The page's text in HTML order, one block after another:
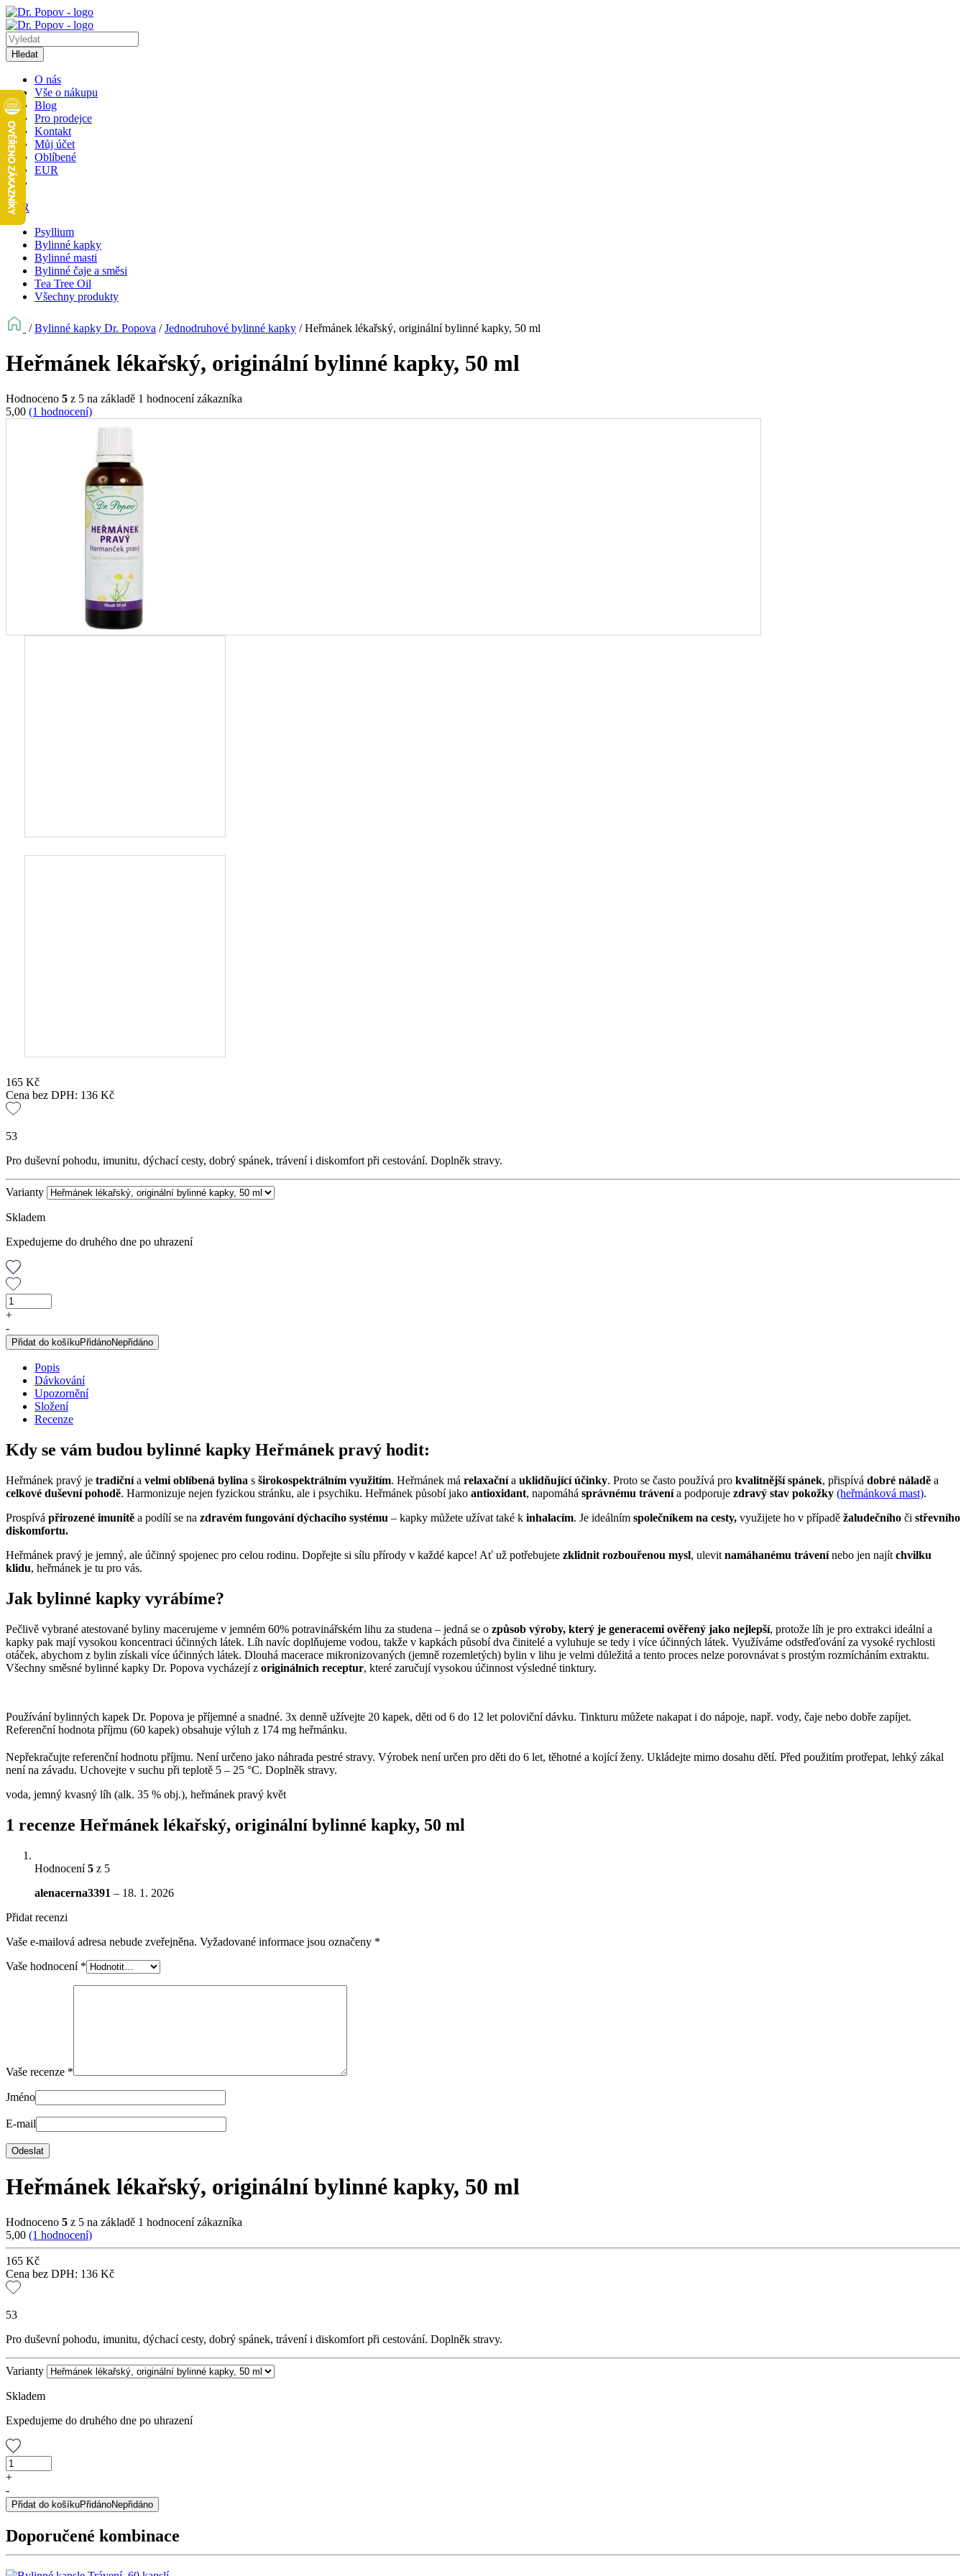
Hledat
O nás
Vše o nákupu
Blog
Pro prodejce
Kontakt
Můj účet
Oblíbené
EUR
EUR
Psyllium
Bylinné kapky
Bylinné masti
Bylinné čaje a směsi
Tea Tree Oil
Všechny produkty
/Bylinné kapky Dr. Popova /Jednodruhové bylinné kapky /Heřmánek lékařský, originální bylinné kapky, 50 ml
Heřmánek lékařský, originální bylinné kapky, 50 ml
Hodnoceno 5 z 5 na základě 1 hodnocení zákazníka
5,00 (1 hodnocení)
165 Kč
Cena bez DPH: 136 Kč
53
Pro duševní pohodu, imunitu, dýchací cesty, dobrý spánek, trávení i diskomfort při cestování. Doplněk stravy.
Varianty
Skladem
Expedujeme do druhého dne po uhrazení
Heřmánek
lékařský,
bylinné
kapky,
množství
+
-
Přidat do košíkuPřidánoNepřidáno
Popis
Dávkování
Upozornění
Složení
Recenze
Kdy se vám budou bylinné kapky Heřmánek pravý hodit:
Heřmánek pravý je tradičnía velmi oblíbená bylina s širokospektrálním využitím. Heřmánek má relaxačnía uklidňující účinky. Proto se často používá pro kvalitnější spánek, přispívá dobré náladě a
celkové duševní pohodě. Harmonizuje nejen fyzickou stránku, ale i psychiku. Heřmánek působí jako antioxidant, napomáhá správnému trávenía podporuje zdravý stav pokožky (heřmánková mast).
Prospívá přirozené imunitě a podílí se na zdravém fungování dýchacího systému – kapky můžete užívat také k inhalacím. Je ideálním společníkem na cesty, využijete ho v případě žaludečního či střevního
diskomfortu.
Heřmánek pravý je jemný, ale účinný spojenec pro celou rodinu. Dopřejte si sílu přírody v každé kapce! Ať už potřebujete zklidnit rozbouřenou mysl, ulevit namáhanému trávenínebo jen najít chvilku
klidu, heřmánek je tu pro vás.
Jak bylinné kapky vyrábíme?
Pečlivě vybrané atestované byliny macerujeme v jemném 60% potravinářském lihu za studena – jedná se o způsob výroby, který je generacemi ověřený jako nejlepší, protože líh je pro extrakci ideální a
kapky pak mají vysokou koncentraci účinných látek. Líh navíc doplňujeme vodou, takže v kapkách působí dva činitelé a vyluhuje se tedy i více účinných látek. Využíváme odstřeďování za vysoké rychlosti
otáček, abychom z bylin získali více účinných látek. Dlouhá macerace mikronizovaných (jemně rozemletých) bylin v lihu je velmi důležitá a tento proces nelze porovnávat s prostým rozmícháním extraktu.
Všechny směsné bylinné kapky Dr. Popova vycházejí z originálních receptur, které zaručují vysokou účinnost výsledné tinktury.
Používání bylinných kapek Dr. Popova je příjemné a snadné. 3x denně užívejte 20 kapek, děti od 6 do 12 let poloviční dávku. Tinkturu můžete nakapat i do nápoje, např. vody, čaje nebo dobře zapíjet.
Referenční hodnota příjmu (60 kapek) obsahuje výluh z 174 mg heřmánku.
Nepřekračujte referenční hodnotu příjmu. Není určeno jako náhrada pestré stravy. Výrobek není určen pro děti do 6 let, těhotné a kojící ženy. Ukládejte mimo dosahu dětí. Před použitím protřepat, lehký zákal
není na závadu. Uchovejte v suchu při teplotě 5 – 25 °C. Doplněk stravy.
voda, jemný kvasný líh (alk. 35 % obj.), heřmánek pravý květ
1 recenze Heřmánek lékařský, originální bylinné kapky, 50 ml
Hodnocení5 z 5
alenacerna3391 – 18. 1. 2026
Přidat recenzi
Vaše e-mailová adresa nebude zveřejněna. Vyžadované informace jsou označeny *
Vaše hodnocení *
Vaše recenze *
Jméno
E-mail
Heřmánek lékařský, originální bylinné kapky, 50 ml
Hodnoceno 5 z 5 na základě 1 hodnocení zákazníka
5,00 (1 hodnocení)
165 Kč
Cena bez DPH: 136 Kč
53
Pro duševní pohodu, imunitu, dýchací cesty, dobrý spánek, trávení i diskomfort při cestování. Doplněk stravy.
Varianty
Skladem
Expedujeme do druhého dne po uhrazení
Heřmánek
lékařský,
bylinné
kapky,
ml
množství
+
-
Přidat do košíkuPřidánoNepřidáno
Doporučené kombinace